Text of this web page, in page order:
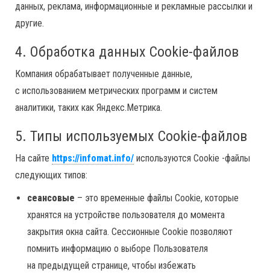
данных, реклама, информационные и рекламные рассылки и
другие.
4. Обработка данных Cookie-файлов
Компания обрабатывает полученные данные,
с использованием метрических программ и систем
аналитики, таких как Яндекс.Метрика.
5. Типы используемых Cookie-файлов
На сайте https://infomat.info/ используются Cookie -файлы
следующих типов:
сеансовые – это временные файлы Cookie, которые
хранятся на устройстве пользователя до момента
закрытия окна сайта. Сессионные Cookie позволяют
помнить информацию о выборе Пользователя
на предыдущей странице, чтобы избежать